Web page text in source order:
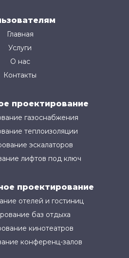
Главная
Услуги
О нас
Контакты
проектирование
газоснабжения
теплоизоляции
эскалаторов
лифтов под ключ
проектирование
отелей и гостиниц
баз отдыха
кинотеатров
конференц-залов